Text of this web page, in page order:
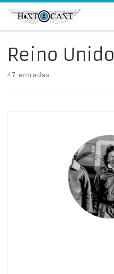
Saltar al contenido
Reino Unido
47 entradas